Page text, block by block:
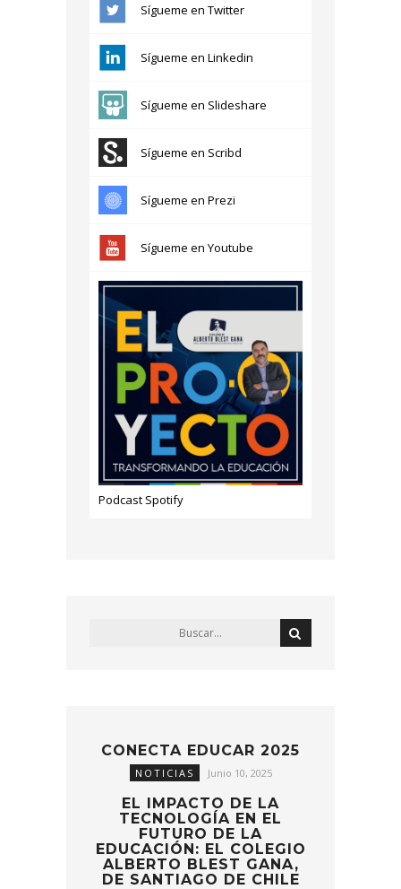
Sígueme en Twitter
Sígueme en Linkedin
Sígueme en Slideshare
Sígueme en Scribd
Sígueme en Prezi
Sígueme en Youtube
Podcast Spotify
CONECTA EDUCAR 2025
NOTICIAS Junio 10, 2025
EL IMPACTO DE LA
TECNOLOGÍA EN EL
FUTURO DE LA
EDUCACIÓN: EL COLEGIO
ALBERTO BLEST GANA,
DE SANTIAGO DE CHILE